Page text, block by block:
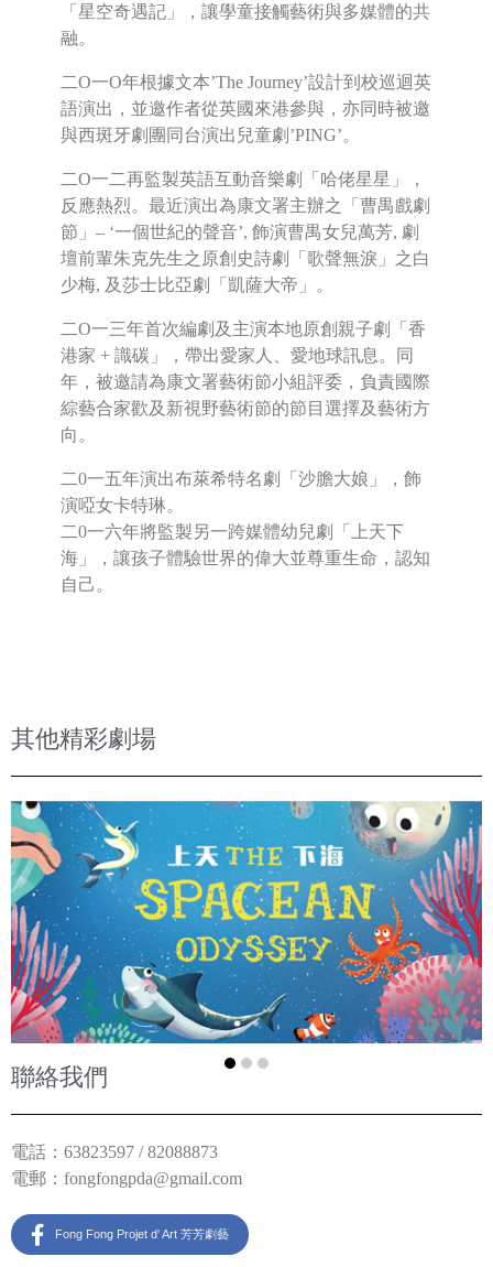
「星空奇遇記」，讓學童接觸藝術與多媒體的共
融。
二O一O年根據文本’The Journey’設計到校巡迴英
語演出，並邀作者從英國來港參與，亦同時被邀
與西斑牙劇團同台演出兒童劇’PING’。
二O一二再監製英語互動音樂劇「哈佬星星」，
反應熱烈。最近演出為康文署主辦之「曹禺戲劇
節」– ‘一個世紀的聲音’, 飾演曹禺女兒萬芳, 劇
壇前輩朱克先生之原創史詩劇「歌聲無淚」之白
少梅, 及莎士比亞劇「凱薩大帝」。
二O一三年首次編劇及主演本地原創親子劇「香
港家 + 識碳」，帶出愛家人、愛地球訊息。同
年，被邀請為康文署藝術節小組評委，負責國際
綜藝合家歡及新視野藝術節的節目選擇及藝術方
向。
二0一五年演出布萊希特名劇「沙膽大娘」，飾
演啞女卡特琳。
二0一六年將監製另一跨媒體幼兒劇「上天下
海」，讓孩子體驗世界的偉大並尊重生命，認知
自己。
其他精彩劇場
聯絡我們
電話：63823597 / 82088873
電郵： fongfongpda@gmail.com
Fong Fong Projet d' Art 芳芳劇藝